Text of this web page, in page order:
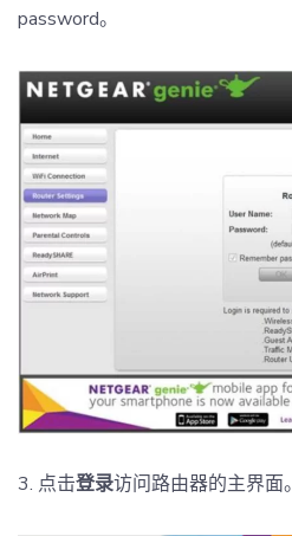
password。
3. 点击登录访问路由器的主界面。